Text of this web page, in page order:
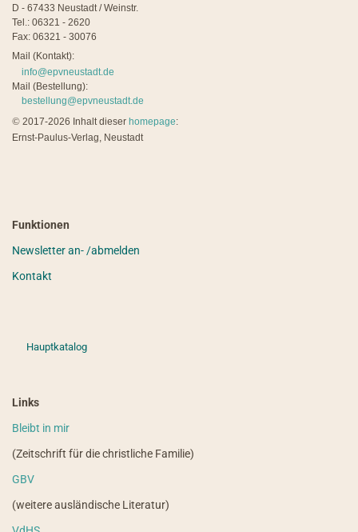
D - 67433 Neustadt / Weinstr.
Tel.: 06321 - 2620
Fax: 06321 - 30076
Mail (Kontakt):
info@epvneustadt.de
Mail (Bestellung):
bestellung@epvneustadt.de
© 2017-2026 Inhalt dieser homepage:
Ernst-Paulus-Verlag, Neustadt
Funktionen
Newsletter an- /abmelden
Kontakt
Hauptkatalog
Links
Bleibt in mir
(Zeitschrift für die christliche Familie)
GBV
(weitere ausländische Literatur)